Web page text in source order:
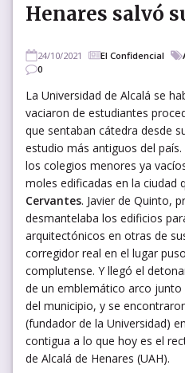
Henares salvó
24/10/2021 El Confidencial
0
La Universidad de Alcalá se
vaciaron de estudiantes
que sentaban cátedra desde
estudio más antiguos del
los colegios menores ya
moles edificadas en la ciudad
Cervantes. Javier de Quinto,
desmantelaba los edificios
arquitectónicos en otras de
corregidor real en el lugar
complutense. Y llegó el
de un emblemático arco junto
del municipio, y se
(fundador de la Universidad)
contigua a lo que hoy es el
de Alcalá de Henares (UAH).